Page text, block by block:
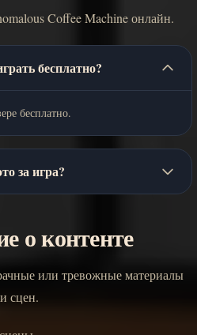
Coffee Machine онлайн.
бесплатно?
бесплатно.
за игра?
о контенте
или тревожные материалы
сцен.